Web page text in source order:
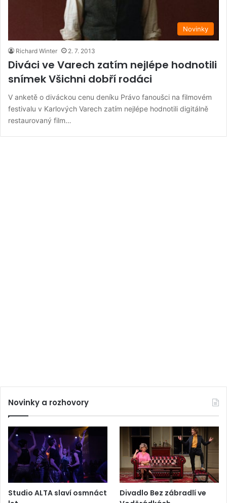
Novinky
Richard Winter 2. 7. 2013
Diváci ve Varech zatím nejlépe hodnotili
snímek Všichni dobří rodáci
V anketě o diváckou cenu deníku Právo fanoušci na filmovém
festivalu v Karlových Varech zatím nejlépe hodnotili digitálně
restaurovaný film…
Novinky a rozhovory
Studio ALTA slaví osmnáct
Divadlo Bez zábradlí ve